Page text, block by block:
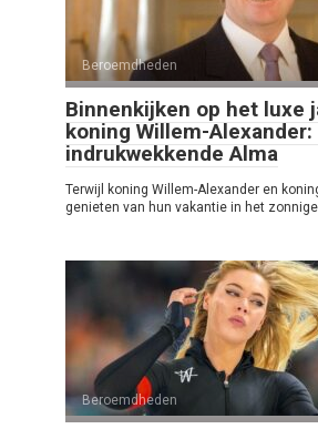
Beroemdheden
Binnenkijken op het luxe
koning Willem-
indrukwekkende Alma
Terwijl koning Willem-Alexander en
genieten van hun vakantie in het zonnige
Beroemdheden